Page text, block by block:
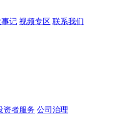
记 视频专区 联系我们
资者服务 公司治理